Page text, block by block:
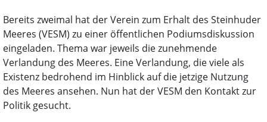
Bereits zweimal hat der Verein zum Erhalt des Steinhuder
Meeres (VESM) zu einer öffentlichen Podiumsdiskussion
eingeladen. Thema war jeweils die zunehmende
Verlandung des Meeres. Eine Verlandung, die viele als
Existenz bedrohend im Hinblick auf die jetzige Nutzung
des Meeres ansehen. Nun hat der VESM den Kontakt zur
Politik gesucht.